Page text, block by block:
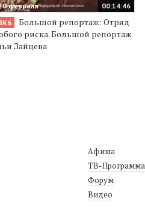
00:14:46
февраля
Большой репортаж: Отряд
риска. Большой репортаж
Зайцева
Афиша
ТВ-Программа
Форум
Видео